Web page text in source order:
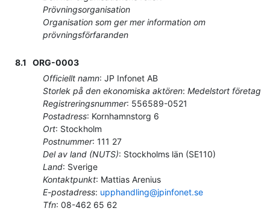
Prövningsorganisation
Organisation som ger mer information om
prövningsförfaranden
8.1
ORG-0003
Officiellt namn: JP Infonet AB
Storlek på den ekonomiska aktören: Medelstort företag
Registreringsnummer: 556589-0521
Postadress: Kornhamnstorg 6
Ort: Stockholm
Postnummer: 111 27
Del av land (NUTS): Stockholms län (SE110)
Land: Sverige
Kontaktpunkt: Mattias Arenius
E-postadress: upphandling@jpinfonet.se
Tfn: 08-462 65 62